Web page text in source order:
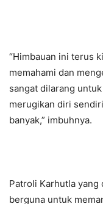
“Himbauan ini terus
memahami dan
sangat dilarang
merugikan diri
banyak,” imbuhnya.
Patroli Karhutla yang
berguna untuk